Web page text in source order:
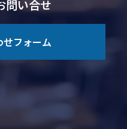
問い合せ
せフォーム